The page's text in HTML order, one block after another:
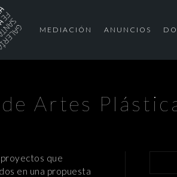
MEDIACIÓN ANUNCIOS
Artes
que
en una propuesta